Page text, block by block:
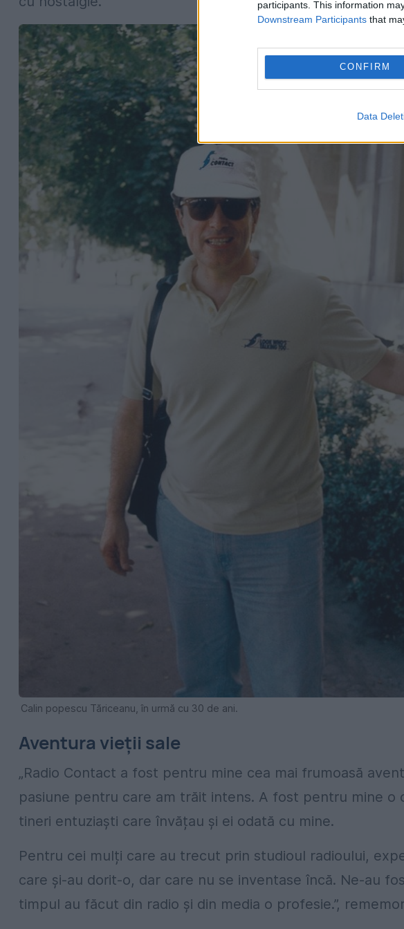
participants. This information
Downstream Participants that
CONFIRM
Data
Calin popescu Tăriceanu, în urmă cu 30 de ani.
Aventura vieții sale
„Radio Contact a fost pentru mine cea mai frumoasă
pasiune pentru care am trăit intens. A fost pentru mine
tineri entuziaști care învățau și ei odată cu mine.
Pentru cei mulți care au trecut prin studioul radioului,
care și-au dorit-o, dar care nu se inventase încă. Ne-au
timpul au făcut din radio și din media o profesie.”,